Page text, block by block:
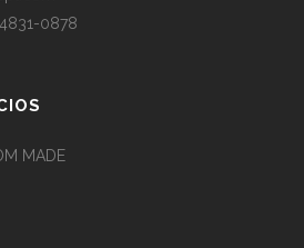
0878
MADE